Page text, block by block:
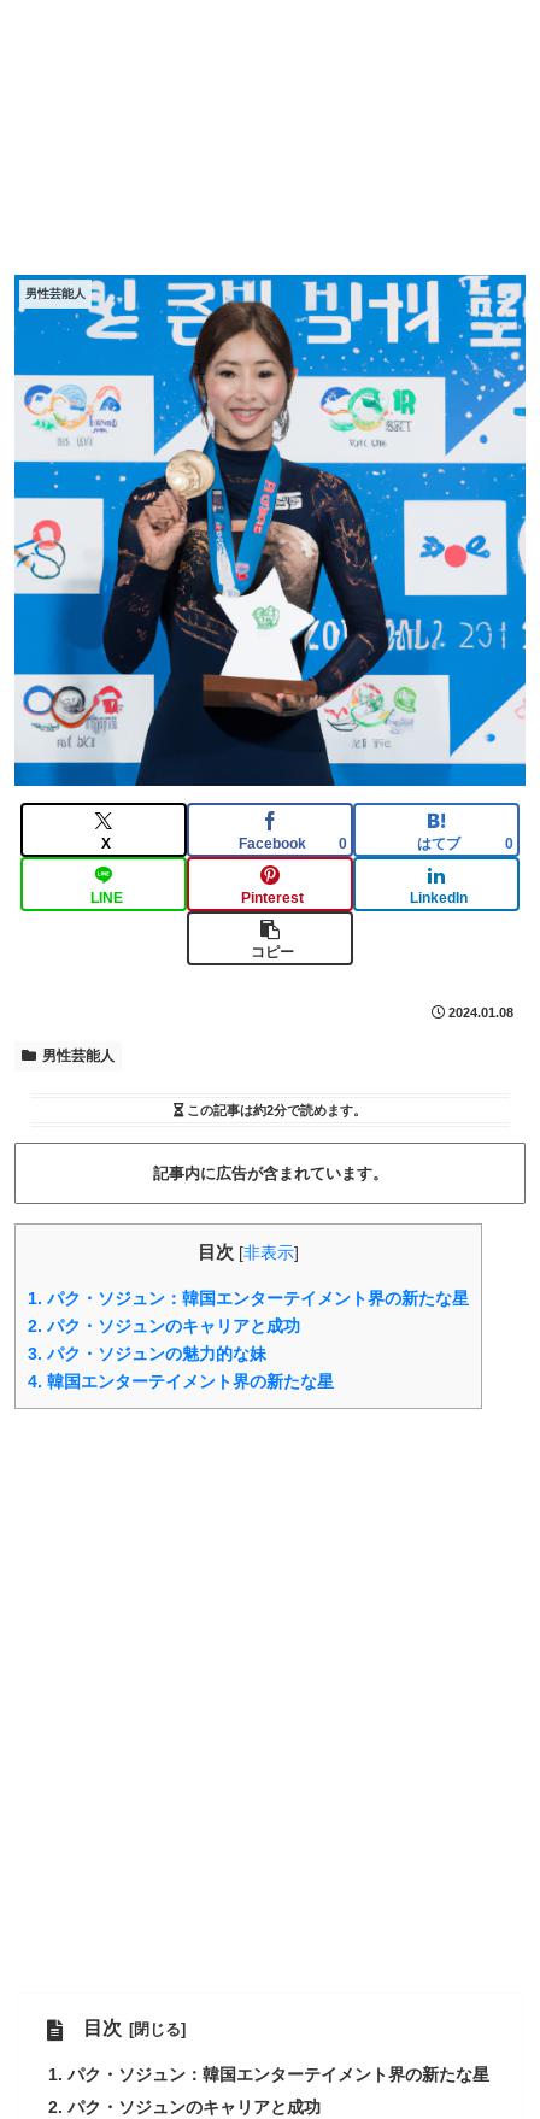
男性芸能人
X Facebook 0 はてブ 0
LINE Pinterest LinkedIn
コピー
2024.01.08
男性芸能人
この記事は約2分で読めます。
記事内に広告が含まれています。
目次 [非表示]
1. パク・ソジュン：韓国エンターテイメント界の新たな星
2. パク・ソジュンのキャリアと成功
3. パク・ソジュンの魅力的な妹
4. 韓国エンターテイメント界の新たな星
目次
パク・ソジュン：韓国エンターテイメント界の新たな星
パク・ソジュンのキャリアと成功